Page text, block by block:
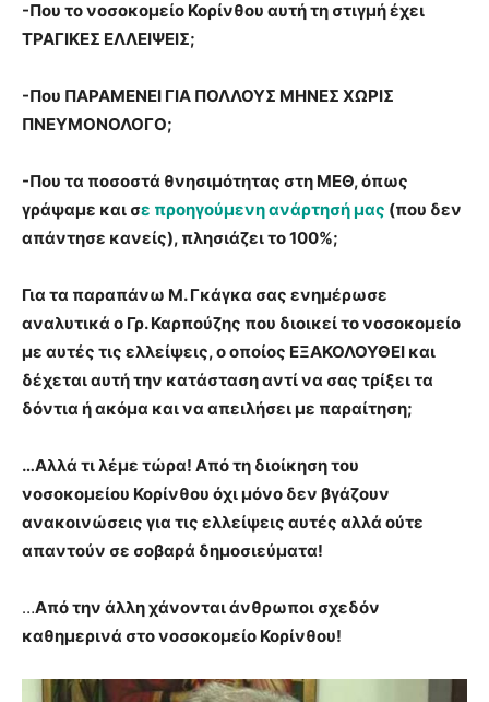
-Που το νοσοκομείο Κορίνθου αυτή τη στιγμή έχει
ΤΡΑΓΙΚΕΣ ΕΛΛΕΙΨΕΙΣ;
-Που ΠΑΡΑΜΕΝΕΙ ΓΙΑ ΠΟΛΛΟΥΣ ΜΗΝΕΣ ΧΩΡΙΣ
ΠΝΕΥΜΟΝΟΛΟΓΟ;
-Που τα ποσοστά θνησιμότητας στη ΜΕΘ, όπως
γράψαμε και σε προηγούμενη ανάρτησή μας (που δεν
απάντησε κανείς), πλησιάζει το 100%;
Για τα παραπάνω Μ. Γκάγκα σας ενημέρωσε
αναλυτικά ο Γρ. Καρπούζης που διοικεί το νοσοκομείο
με αυτές τις ελλείψεις, ο οποίος ΕΞΑΚΟΛΟΥΘΕΙ και
δέχεται αυτή την κατάσταση αντί να σας τρίξει τα
δόντια ή ακόμα και να απειλήσει με παραίτηση;
…Αλλά τι λέμε τώρα! Από τη διοίκηση του
νοσοκομείου Κορίνθου όχι μόνο δεν βγάζουν
ανακοινώσεις για τις ελλείψεις αυτές αλλά ούτε
απαντούν σε σοβαρά δημοσιεύματα!
…Από την άλλη χάνονται άνθρωποι σχεδόν
καθημερινά στο νοσοκομείο Κορίνθου!